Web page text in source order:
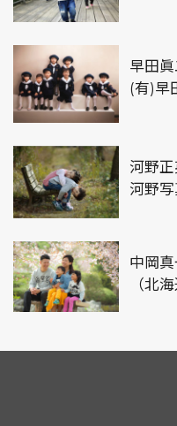
早田眞
(有)早
河野正
河野写
中岡
（北